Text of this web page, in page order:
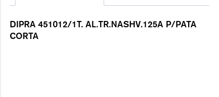
DIPRA 451012/1T. AL.TR.NASHV.125A P/PATA
CORTA